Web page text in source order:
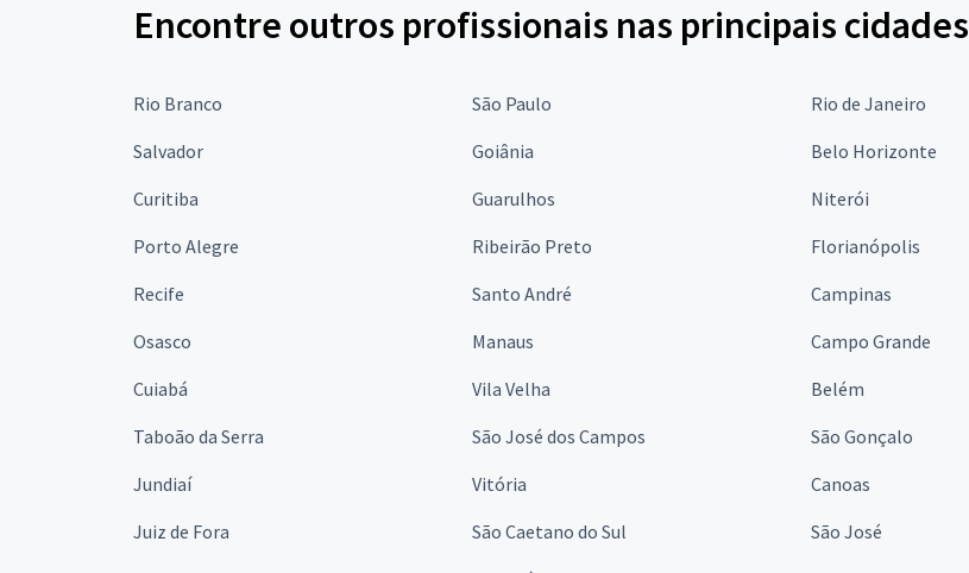
Encontre outros profissionais nas principais cidades
Rio Branco São Paulo Rio de Janeiro
Salvador
Goiânia Belo Horizonte
Curitiba
Guarulhos Niterói
Porto Alegre
Ribeirão Preto Florianópolis
Recife
Santo André Campinas
Osasco
Manaus Campo Grande
Cuiabá
Vila Velha Belém
Taboão da Serra
São José dos Campos São Gonçalo
Jundiaí
Vitória Canoas
Juiz de Fora
São Caetano do Sul São José